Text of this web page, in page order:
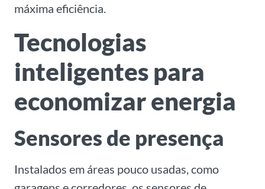
máxima eficiência.
Tecnologias
inteligentes para
economizar energia
Sensores de presença
Instalados em áreas pouco usadas, como